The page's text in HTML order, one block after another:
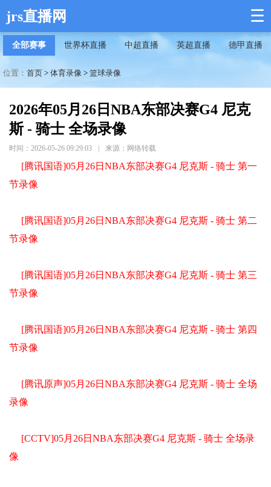
jrs直播网 ☰
全部赛事 世界杯直播 中超直播 英超直播 德甲直播
位置： 首页 > 体育录像 > 篮球录像
2026年05月26日NBA东部决赛G4 尼克
斯 - 骑士 全场录像
时间：2026-05-26 09:29:03 来源：网络转载
[腾讯国语]05月26日NBA东部决赛G4 尼克斯 - 骑士 第一
节录像
[腾讯国语]05月26日NBA东部决赛G4 尼克斯 - 骑士 第二
节录像
[腾讯国语]05月26日NBA东部决赛G4 尼克斯 - 骑士 第三
节录像
[腾讯国语]05月26日NBA东部决赛G4 尼克斯 - 骑士 第四
节录像
[腾讯原声]05月26日NBA东部决赛G4 尼克斯 - 骑士 全场
录像
[CCTV]05月26日NBA东部决赛G4 尼克斯 - 骑士 全场录
像